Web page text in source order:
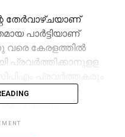
തേര്‍വാഴ്ചയാണ്
പാര്‍ട്ടിയാണ്
കേരളത്തില്‍
പ്രവര്‍ത്തിക്കാനുളള
പ്രവര്‍ത്തകരെ
പറഞ്ഞു.